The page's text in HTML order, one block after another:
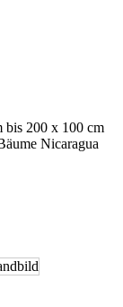
200 x 100 cm
Nicaragua